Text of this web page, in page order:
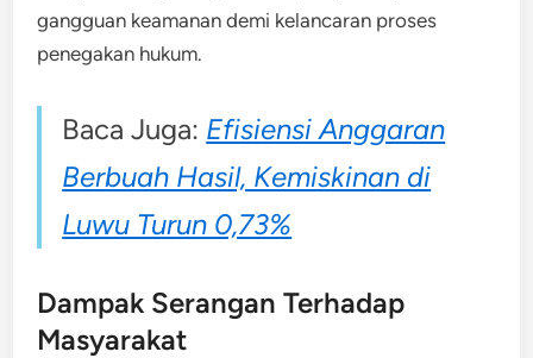
gangguan keamanan demi kelancaran proses
penegakan hukum.
Baca Juga: Efisiensi Anggaran
Berbuah Hasil, Kemiskinan di
Luwu Turun 0,73%
Dampak Serangan Terhadap
Masyarakat